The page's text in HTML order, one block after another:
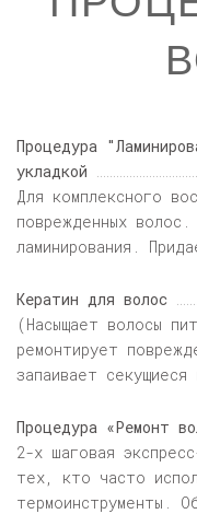
Процедура
укладкой
Для комплексного
поврежденных
ламинирования.
Кератин для волос
(Насыщает волосы
ремонтирует
запаивает
Процедура «Ремонт
2-х шаговая
тех, кто часто
термоинструменты.